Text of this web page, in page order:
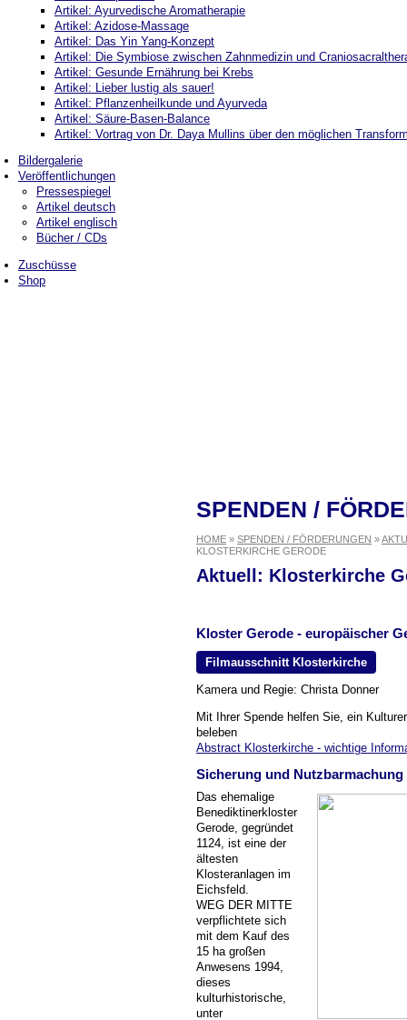
Artikel: Ayurvedische Aromatherapie
Artikel: Azidose-Massage
Artikel: Das Yin Yang-Konzept
Artikel: Die Symbiose zwischen Zahnmedizin und
Artikel: Gesunde Ernährung bei Krebs
Artikel: Lieber lustig als sauer!
Artikel: Pflanzenheilkunde und Ayurveda
Artikel: Säure-Basen-Balance
Artikel: Vortrag von Dr. Daya Mullins über den möglichen
Bildergalerie
Veröffentlichungen
Pressespiegel
Artikel deutsch
Artikel englisch
Bücher / CDs
Zuschüsse
Shop
SPENDEN /
HOME » SPENDEN / FÖRDERUNGEN »
KLOSTERKIRCHE GERODE
Aktuell: Klosterkirche
Kloster Gerode - europäischer
Filmausschnitt Klosterkirche
Kamera und Regie: Christa Donner
Mit Ihrer Spende helfen Sie, ein
beleben
Abstract Klosterkirche - wichtige
Sicherung und
Das ehemalige
Benediktinerkloster
Gerode, gegründet
1124, ist eine der
ältesten
Klosteranlagen im
Eichsfeld.
WEG DER MITTE
verpflichtete sich
mit dem Kauf des
15 ha großen
Anwesens 1994,
dieses
kulturhistorische,
unter